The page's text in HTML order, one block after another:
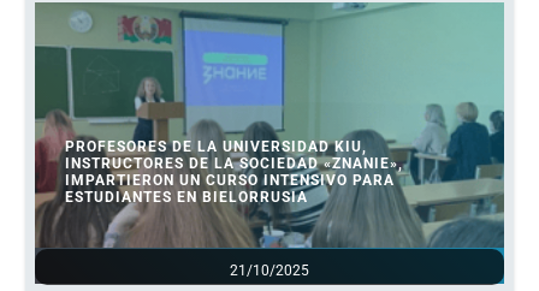
21/10/2025
PROFESORES DE LA UNIVERSIDAD KIU,
INSTRUCTORES DE LA SOCIEDAD «ZNANIE»,
IMPARTIERON UN CURSO INTENSIVO PARA
ESTUDIANTES EN BIELORRUSIA